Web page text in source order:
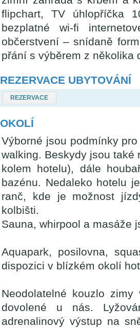
flipchart, TV úhlopříčka
bezplatné wi-fi
občerstvení – snídaně
přání s výběrem z několika
REZERVACE UBYTOVÁNÍ
REZERVACE
OKOLÍ
Výborné jsou podmínky
walking. Beskydy jsou také
kolem hotelu), dále
bazénu. Nedaleko hotelu
ranč, kde je možnost
kolbišti.
Sauna, whirpool a masáže
Aquapark, posilovna,
dispozici v blízkém okolí
Neodolatelné kouzlo
dovolené u nás.
adrenalinový výstup na